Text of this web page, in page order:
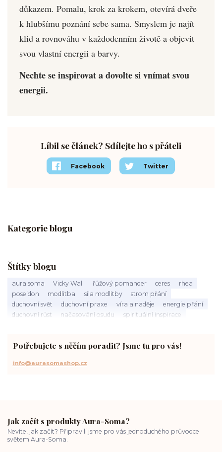
Kategorie blogu
Štítky blogu
aura soma Vicky Wall řůžový pomander ceres
rhea
poseidon
modlitba síla modlitby
strom přání
duchovní svět
duchovní praxe víra a naděje
energie přání
duchovní růst
načasování osudu
spirituální inspirace
Potřebujete s něčím poradit? Jsme tu pro vás!
info@aurasomashop.cz
důkazem. Pomalu, krok za krokem, otevírá dveře
k hlubšímu poznání sebe sama. Smyslem je najít
klid a rovnováhu v každodenním životě a objevit
svou vlastní energii a barvy.
Nechte se inspirovat a dovolte si vnímat svou
energii.
Líbil se článek? Sdílejte ho s přáteli
Facebook Twitter
Jak začít s produkty Aura-Soma?
Nevíte, jak začít? Připravili jsme pro vás jednoduchého průvodce
světem Aura-Soma.